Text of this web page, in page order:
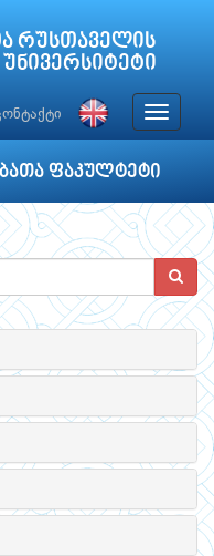
რუსთაველის
Toggle
ფაკულტეტი